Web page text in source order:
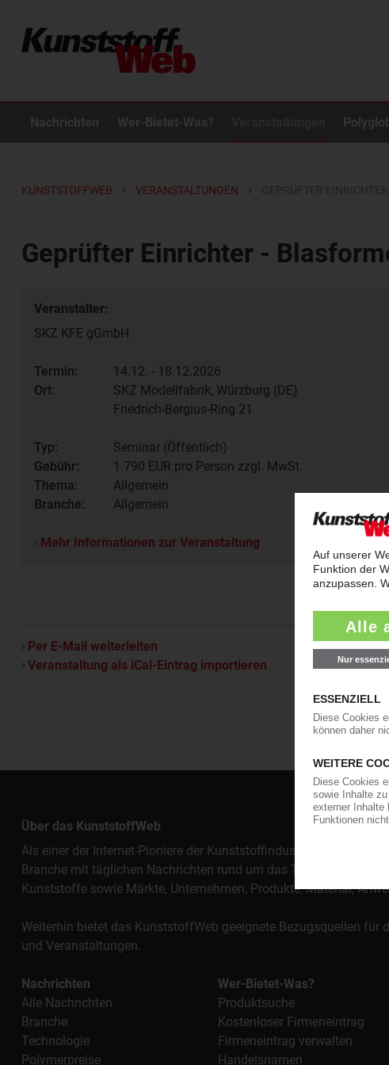
Nachrichten Wer-Bietet-Was?
KUNSTSTOFFWEB VERANSTALTUNGEN
Geprüfter Einrichter -
Veranstalter:
SKZ KFE gGmbH
Termin:
14.12. - 18.12.2026
Ort:
SKZ Modellfabrik, Würzburg (DE)
Friedrich-Bergius-Ring 21
Typ:
Seminar (Öffentlich)
Gebühr:
1.790 EUR pro Person zzgl. MwSt.
Thema:
Allgemein
Branche:
Allgemein
Mehr Informationen zur Veranstaltung
Per E-Mail weiterleiten
Veranstaltung als iCal-Eintrag importieren
Über das KunststoffWeb
Als einer der Internet-Pioniere der Kunststoffindustrie versorgt
Branche mit täglichen Nachrichten rund um das Thema
Kunststoffe sowie Märkte, Unternehmen, Produkte, Material,
Weiterhin bietet das KunststoffWeb geeignete Bezugsquellen
und Veranstaltungen.
Nachrichten
Alle Nachrichten
Branche
Technologie
Polymerpreise
Wer-Bietet-Was?
Produktsuche
Kostenloser Firmeneintrag
Firmeneintrag verwalten
Handelsnamen